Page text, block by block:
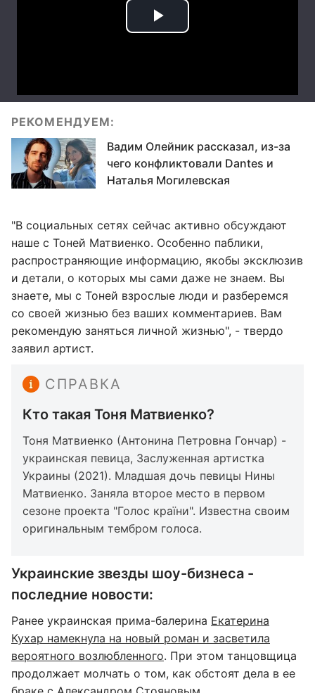
РЕКОМЕНДУЕМ:
Вадим Олейник рассказал, из-за
чего конфликтовали Dantes и
Наталья Могилевская
"В социальных сетях сейчас активно обсуждают
наше с Тоней Матвиенко. Особенно паблики,
распространяющие информацию, якобы эксклюзив
и детали, о которых мы сами даже не знаем. Вы
знаете, мы с Тоней взрослые люди и разберемся
со своей жизнью без ваших комментариев. Вам
рекомендую заняться личной жизнью", - твердо
заявил артист.
СПРАВКА
Кто такая Тоня Матвиенко?
Тоня Матвиенко (Антонина Петровна Гончар) -
украинская певица, Заслуженная артистка
Украины (2021). Младшая дочь певицы Нины
Матвиенко. Заняла второе место в первом
сезоне проекта "Голос країни". Известна своим
оригинальным тембром голоса.
Украинские звезды шоу-бизнеса -
последние новости:
Ранее украинская прима-балерина Екатерина
Кухар намекнула на новый роман и засветила
вероятного возлюбленного. При этом танцовщица
продолжает молчать о том, как обстоят дела в ее